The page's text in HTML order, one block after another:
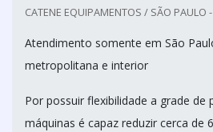
CATENE EQUIPAMENTOS / SÃO PAULO
Atendimento somente em São
metropolitana e interior
Por possuir flexibilidade a grade de
máquinas é capaz reduzir cerca de